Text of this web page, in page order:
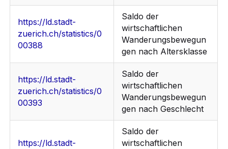
https://ld.stadt-
zuerich.ch/statistics/0
00388
Saldo der
wirtschaftlichen
Wanderungsbewegun
gen nach Altersklasse
https://ld.stadt-
zuerich.ch/statistics/0
00393
Saldo der
wirtschaftlichen
Wanderungsbewegun
gen nach Geschlecht
https://ld.stadt-
Saldo der
wirtschaftlichen